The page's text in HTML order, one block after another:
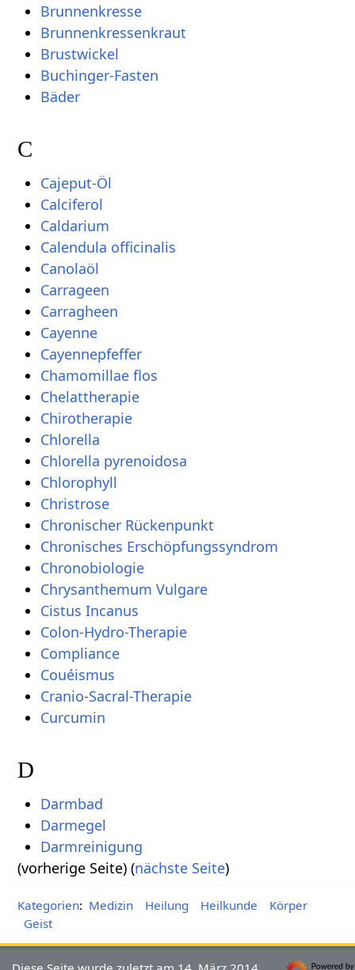
Brunnenkresse
Brunnenkressenkraut
Brustwickel
Buchinger-Fasten
Bäder
C
Cajeput-Öl
Calciferol
Caldarium
Calendula officinalis
Canolaöl
Carrageen
Carragheen
Cayenne
Cayennepfeffer
Chamomillae flos
Chelattherapie
Chirotherapie
Chlorella
Chlorella pyrenoidosa
Chlorophyll
Christrose
Chronischer Rückenpunkt
Chronisches Erschöpfungssyndrom
Chronobiologie
Chrysanthemum Vulgare
Cistus Incanus
Colon-Hydro-Therapie
Compliance
Couéismus
Cranio-Sacral-Therapie
Curcumin
D
Darmbad
Darmegel
Darmreinigung
(vorherige Seite) (nächste Seite)
Kategorien: Medizin Heilung Heilkunde
Körper
Geist